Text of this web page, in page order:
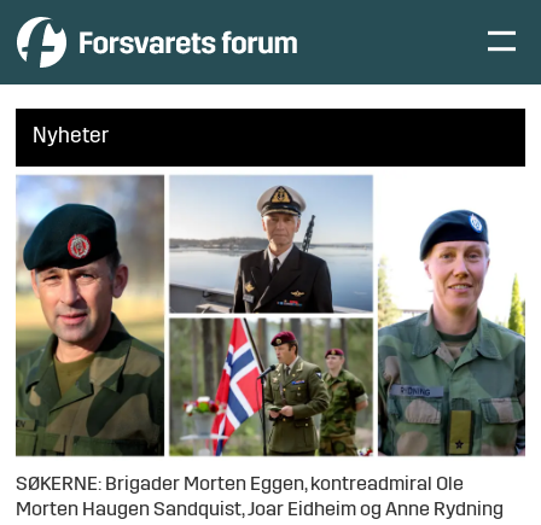
Nyheter
SØKERNE: Brigader Morten Eggen, kontreadmiral Ole
Morten Haugen Sandquist, Joar Eidheim og Anne Rydning